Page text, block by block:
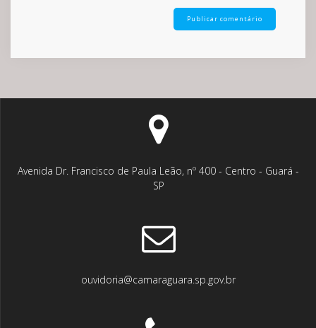
Avenida Dr. Francisco de Paula Leão, nº 400 - Centro - Guará -
SP
ouvidoria@camaraguara.sp.gov.br